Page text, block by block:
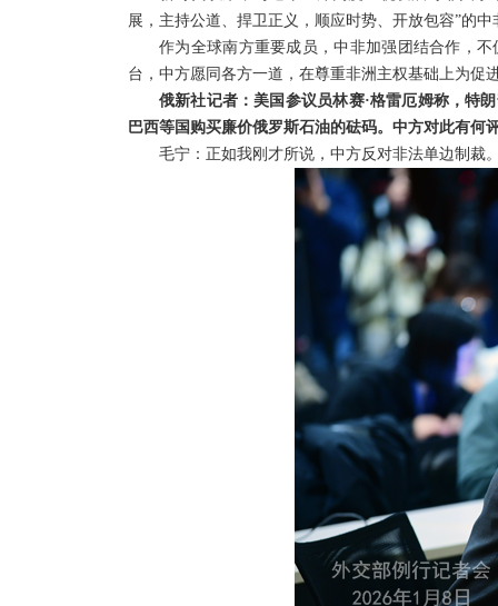
展，主持公道、捍卫正义，顺应时势、开放包容”的
作为全球南方重要成员，中非加强团结合作，
台，中方愿同各方一道，在尊重非洲主权基础上为促
俄新社记者：美国参议员林赛·格雷厄姆称，特
巴西等国购买廉价俄罗斯石油的砝码。中方对此有何
毛宁：正如我刚才所说，中方反对非法单边制裁